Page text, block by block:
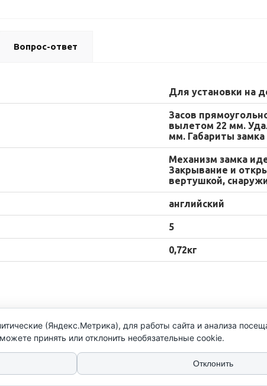
Вопрос-ответ
Для установки на
Засов
вылетом 22 мм.
мм. Габариты замка
Механизм замка
Закрывание и
вертушкой,
английский
5
0,72кг
17:00
(Яндекс.Метрика), для работы сайта и анализа
принять или отклонить необязательные cookie.
Отклонить